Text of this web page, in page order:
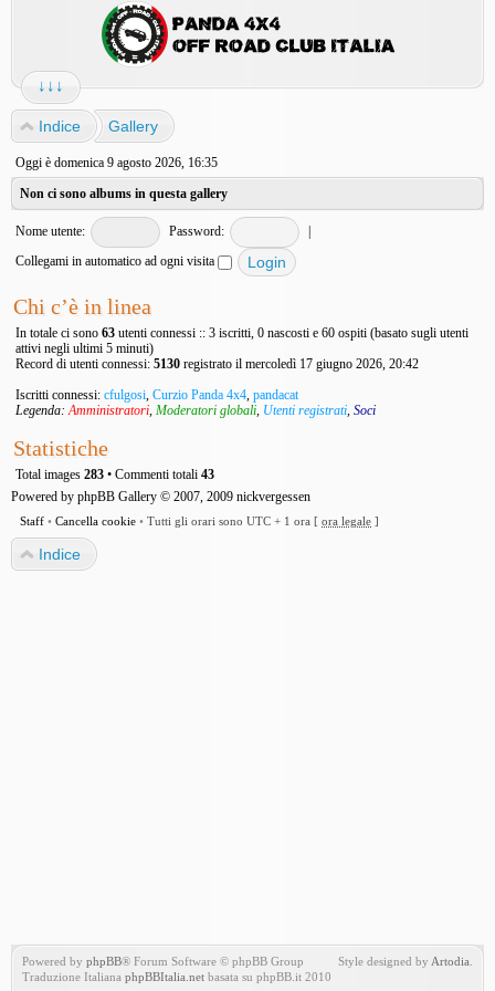
↓↓↓
Indice Gallery
Oggi è domenica 9 agosto 2026, 16:35
Non ci sono albums in questa gallery
Nome utente: Password:
|
Collegami in automatico ad ogni visita
Chi c’è in linea
In totale ci sono 63 utenti connessi :: 3 iscritti, 0 nascosti e 60 ospiti (basato sugli utenti
attivi negli ultimi 5 minuti)
Record di utenti connessi: 5130 registrato il mercoledì 17 giugno 2026, 20:42
Iscritti connessi: cfulgosi, Curzio Panda 4x4, pandacat
Legenda:Amministratori, Moderatori globali, Utenti registrati, Soci
Statistiche
Total images 283 • Commenti totali 43
Powered by phpBB Gallery © 2007, 2009 nickvergessen
Staff • Cancella cookie • Tutti gli orari sono UTC + 1 ora [ ora legale ]
Indice
Powered by phpBB® Forum Software © phpBB Group
Traduzione Italiana phpBBItalia.net basata su phpBB.it 2010
Style designed by Artodia